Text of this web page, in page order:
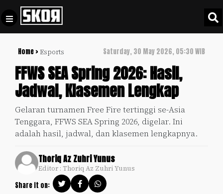
Home > Esports Saturday, 30 May 2026, 05:30 WIB
FFWS SEA Spring 2026: Hasil,
Jadwal, Klasemen Lengkap
Gelaran turnamen Free Fire tertinggi se-Asia
Tenggara, FFWS SEA Spring 2026, digelar. Ini
adalah hasil, jadwal, dan klasemen lengkapnya.
Thoriq Az Zuhri Yunus
Editor : Thoriq Az Zuhri Yunus
Share it on:
Football +
Culture +
Sports
Update
+
Timnas
Indonesia
SKOR
Policy
Pedoman
Media
Siber
Tentang